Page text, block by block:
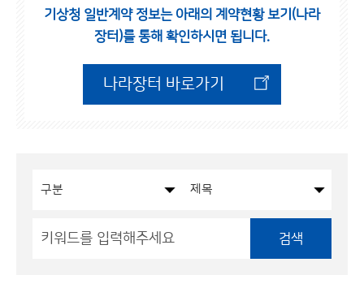
기상청 일반계약 정보는 아래의 계약현황 보기(나라
장터)를 통해 확인하시면 됩니다.
나라장터 바로가기
검색